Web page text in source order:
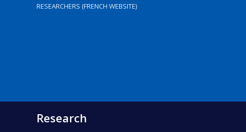
RESEARCHERS (FRENCH WEBSITE)
Research